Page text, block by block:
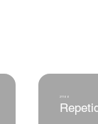
21166